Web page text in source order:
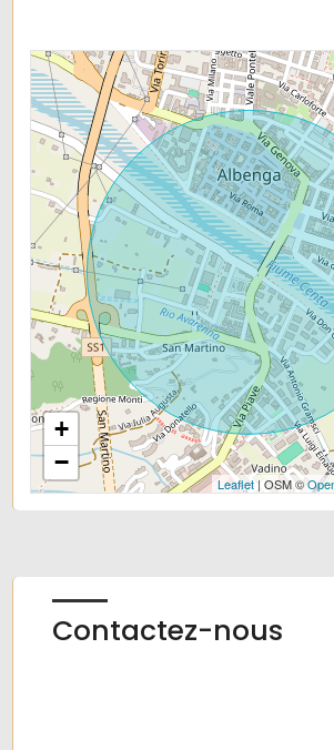
+
−
Leaflet| OSM ©
Contactez-nous